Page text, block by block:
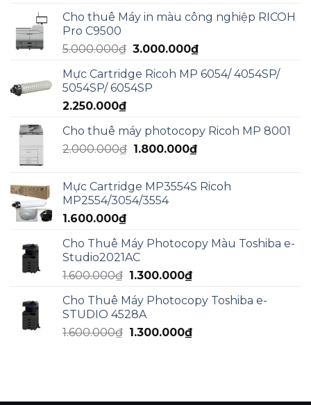
là:
tại
3.000.000₫.
Cho thuê Máy in màu công nghiệp RICOH
Pro C9500
5.000.000₫ Giá
là:
5.000.000₫.
3.000.000₫Giá
tại
Mực Cartridge Ricoh MP 6054/ 4054SP/
5054SP/ 6054SP
2.250.000₫
Cho thuê máy photocopy Ricoh MP 8001
2.000.000₫ Giá
2.000.000₫.
1.800.000₫Giá
là:
Mực Cartridge MP3554S Ricoh
MP2554/3054/3554
1.600.000₫
Cho Thuê Máy Photocopy Màu Toshiba e-
Studio2021AC
1.600.000₫ Giá
là:
1.600.000₫.
1.300.000₫Giá
tại
1.300.000₫.
Cho Thuê Máy Photocopy Toshiba e-
STUDIO 4528A
1.600.000₫ Giá
1.300.000₫Giá